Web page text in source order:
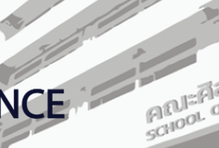
(SAR)
ระดับปริญญาโท ปีการศึกษา 2563
ระดับปริญญาเอก ปีการศึกษา 2563
(SAR)
ระดับปริญญาโท ปีการศึกษา 2562
ระดับปริญญาเอก ปีการศึกษา 2562
(SAR)
ระดับปริญญาโท ปีการศึกษา 2561
ฐานข้อมูลประกันคุณภาพ
การควบคุมภายใน
ความร่วมมือทางวิชาการ